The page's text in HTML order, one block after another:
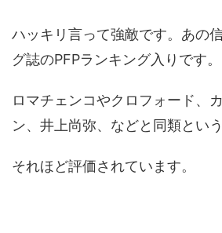
ハッキリ言って強敵です。あの
グ誌のPFPランキング入りです。
ロマチェンコやクロフォード、
ン、井上尚弥、などと同類という
それほど評価されています。